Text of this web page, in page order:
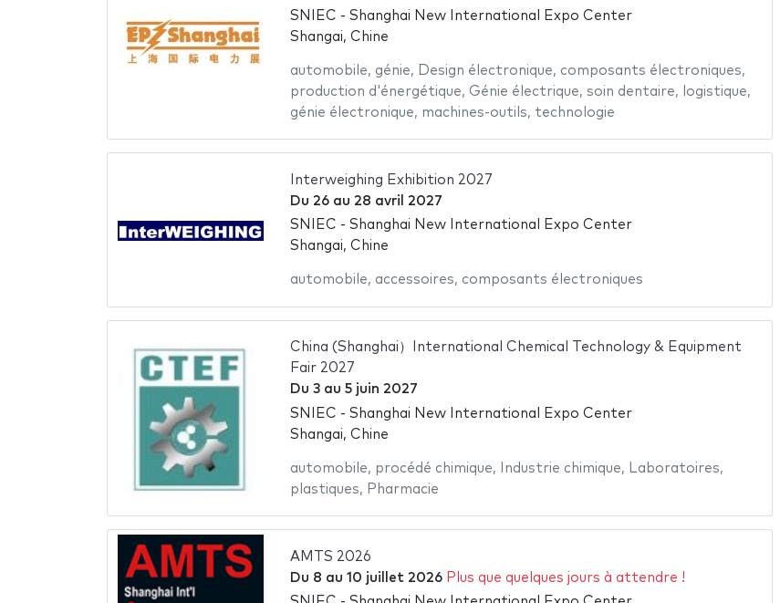
SNIEC - Shanghai New International Expo Center
Shangai, Chine
automobile, génie, Design électronique, composants électroniques,
production d'énergétique, Génie électrique, soin dentaire, logistique,
génie électronique, machines-outils, technologie
Interweighing Exhibition 2027
Du 26au 28 avril 2027
SNIEC - Shanghai New International Expo Center
Shangai, Chine
automobile, accessoires, composants électroniques
China (Shanghai）International Chemical Technology & Equipment
Fair 2027
Du 3au 5 juin 2027
SNIEC - Shanghai New International Expo Center
Shangai, Chine
automobile, procédé chimique, Industrie chimique, Laboratoires,
plastiques, Pharmacie
AMTS 2026
Du 8 au 10 juillet 2026 Plus que quelques jours à attendre !